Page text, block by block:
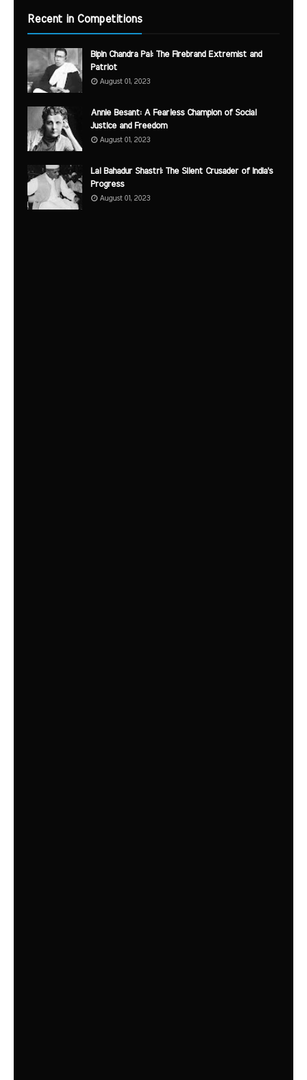
Recent in Competitions
Bipin Chandra Pal: The Firebrand Extremist and
Patriot
August 01, 2023
Annie Besant: A Fearless Champion of Social
Justice and Freedom
August 01, 2023
Lal Bahadur Shastri: The Silent Crusader of India's
Progress
August 01, 2023